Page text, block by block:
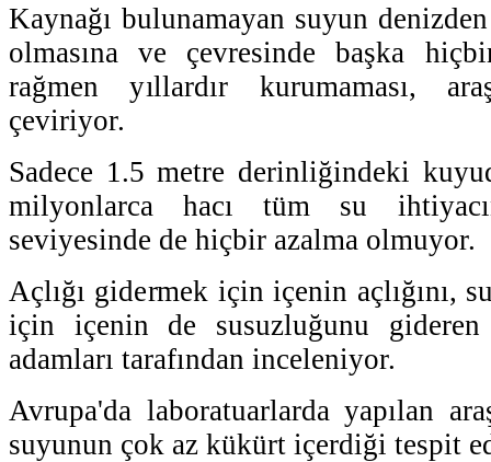
Kaynağı bulunamayan suyun
olmasına ve çevresinde başka
rağmen yıllardır kurumaması,
çeviriyor.
Sadece 1.5 metre derinliğindeki
milyonlarca hacı tüm su
seviyesinde de hiçbir azalma olmuyor.
Açlığı gidermek için içenin açlığını,
için içenin de susuzluğunu
adamları tarafından inceleniyor.
Avrupa'da laboratuarlarda yapılan
suyunun çok az kükürt içerdiği tespit